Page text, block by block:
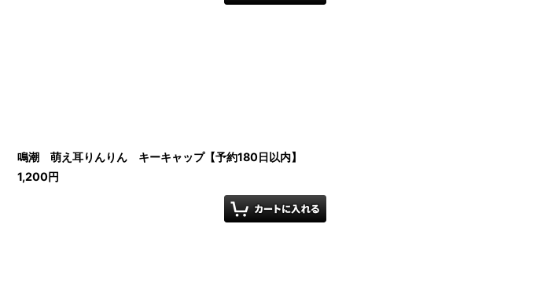
鳴潮 萌え耳りんりん キーキャップ【予約180日以内】
1,200円